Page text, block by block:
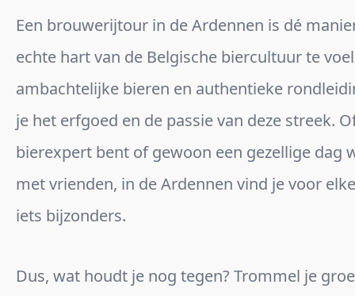
Een brouwerijtour in de Ardennen is dé
echte hart van de Belgische biercultuur te
ambachtelijke bieren en authentieke
je het erfgoed en de passie van deze streek.
bierexpert bent of gewoon een gezellige dag
met vrienden, in de Ardennen vind je voor
iets bijzonders.
Dus, wat houdt je nog tegen? Trommel je